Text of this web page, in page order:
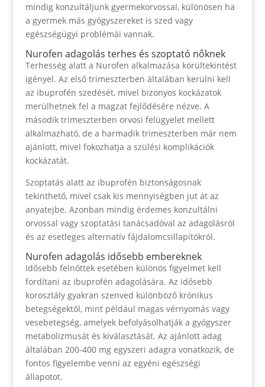
mindig konzultáljunk gyermekorvossal, különösen ha
a gyermek más gyógyszereket is szed vagy
egészségügyi problémái vannak.
Nurofen adagolás terhes és szoptató nőknek
Terhesség alatt a Nurofen alkalmazása körültekintést
igényel. Az első trimeszterben általában kerülni kell
az ibuprofén szedését, mivel bizonyos kockázatok
merülhetnek fel a magzat fejlődésére nézve. A
második trimeszterben orvosi felügyelet mellett
alkalmazható, de a harmadik trimeszterben már nem
ajánlott, mivel fokozhatja a szülési komplikációk
kockázatát.
Szoptatás alatt az ibuprofén biztonságosnak
tekinthető, mivel csak kis mennyiségben jut át az
anyatejbe. Azonban mindig érdemes konzultálni
orvossal vagy szoptatási tanácsadóval az adagolásról
és az esetleges alternatív fájdalomcsillapítókról.
Nurofen adagolás idősebb embereknek
Idősebb felnőttek esetében különös figyelmet kell
fordítani az ibuprofén adagolására. Az idősebb
korosztály gyakran szenved különböző krónikus
betegségektől, mint például magas vérnyomás vagy
vesebetegség, amelyek befolyásolhatják a gyógyszer
metabolizmusát és kiválasztását. Az ajánlott adag
általában 200-400 mg egyszeri adagra vonatkozik, de
fontos figyelembe venni az egyéni egészségi
állapotot.